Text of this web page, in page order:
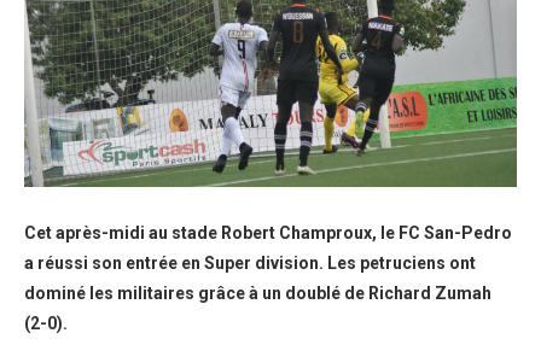
Cet après-midi au stade Robert Champroux, le FC San-Pedro
a réussi son entrée en Super division. Les petruciens ont
dominé les militaires grâce à un doublé de Richard Zumah
(2-0).